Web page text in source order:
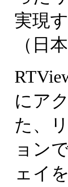
実現
（日
にア
た、
ョン
ェイ